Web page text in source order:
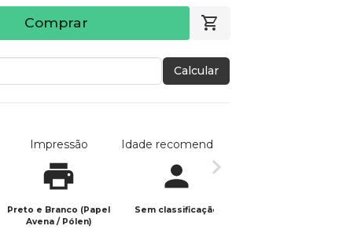
Comprar
Calcular
Impressão
Preto e Branco (Papel
Avena / Pólen)
Idade recomendada
Sem classificação